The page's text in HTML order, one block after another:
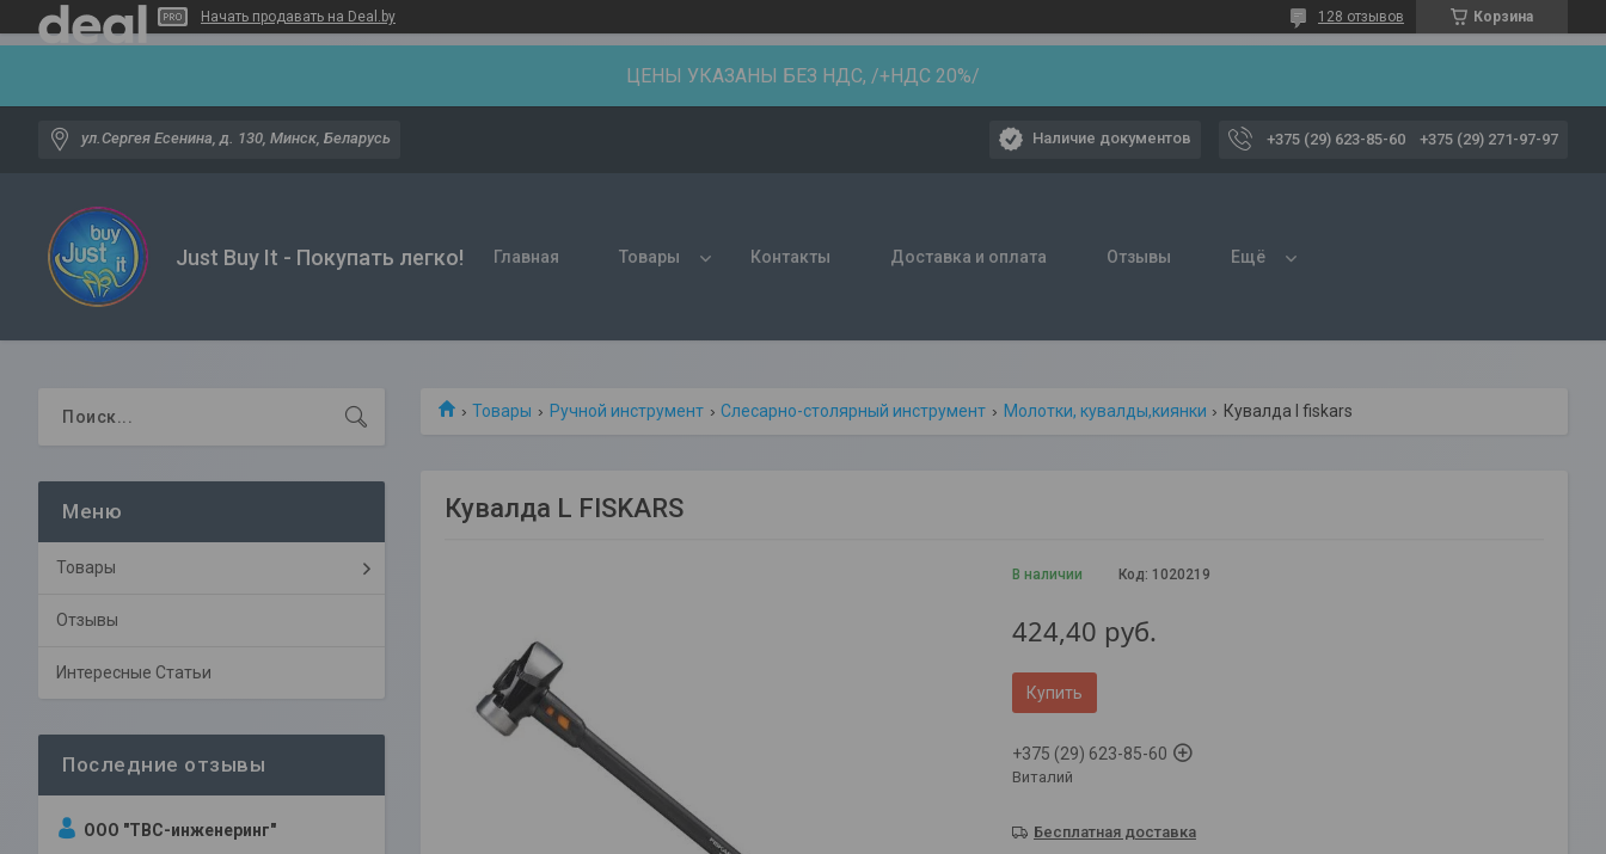
Начать продавать на Deal.by Корзина
128 отзывов
ЦЕНЫ УКАЗАНЫ БЕЗ НДС, /+НДС 20%/
ул.Сергея Есенина, д. 130, Минск, Беларусь Наличие документов +375 (29) 623-85-60 +375 (29) 271-97-97
Just Buy It - Покупать легко! Главная Товары Контакты Доставка и оплата Отзывы Ещё
Товары Ручной инструмент Слесарно-столярный инструмент Молотки, кувалды,киянки Кувалда l fiskars
Кувалда L FISKARS
В наличии Код: 1020219
424,40 руб.
Купить
+375 (29) 623-85-60
Виталий
Бесплатная доставка
Товары
Отзывы
Интересные Статьи
ООО "ТВС-инженеринг"